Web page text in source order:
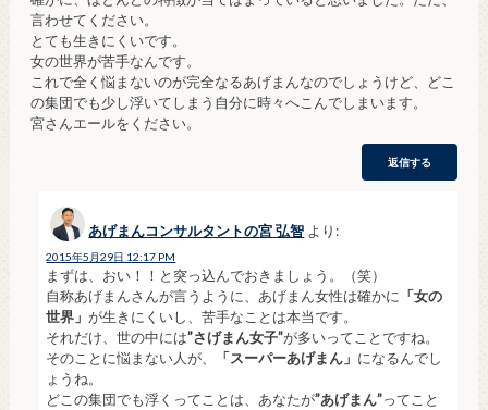
言わせてください。
とても生きにくいです。
女の世界が苦手なんです。
これで全く悩まないのが完全なるあげまんなのでしょうけど、どこ
の集団でも少し浮いてしまう自分に時々へこんでしまいます。
宮さんエールをください。
返信する
あげまんコンサルタントの宮 弘智 より:
2015年5月29日 12:17 PM
まずは、おい！！と突っ込んでおきましょう。（笑）
自称あげまんさんが言うように、あげまん女性は確かに 「女の
世界」が生きにくいし、苦手なことは本当です。
それだけ、世の中には”さげまん女子”が多いってことですね。
そのことに悩まない人が、
「スーパーあげまん」 になるんでし
ょうね。
どこの集団でも浮くってことは、あなたが”あげまん”ってこと